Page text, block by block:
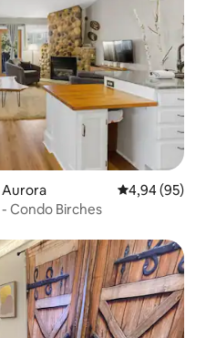
Évaluation
4,94 (95)
Condo Birches